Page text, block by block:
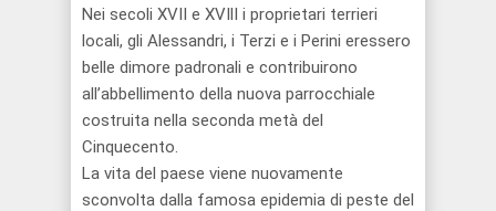
Nei secoli XVII e XVIlI i proprietari terrieri
locali, gli Alessandri, i Terzi e i Perini eressero
belle dimore padronali e contribuirono
all’abbellimento della nuova parrocchiale
costruita nella seconda metà del
Cinquecento.
La vita del paese viene nuovamente
sconvolta dalla famosa epidemia di peste del